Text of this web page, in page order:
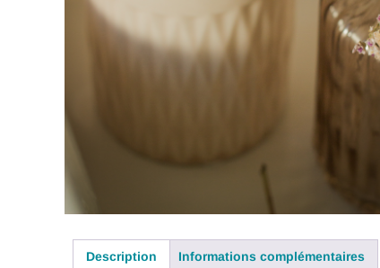
Description Informations complémentaires